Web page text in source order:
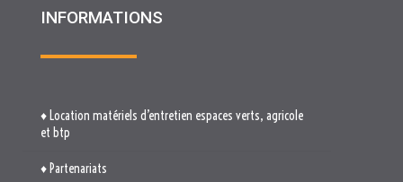
♦ Partenariats
♦ Recrutement
♦ Materiels BTP , Recyclage Environnement MEDIMAT
♦ Le Groupe RHF